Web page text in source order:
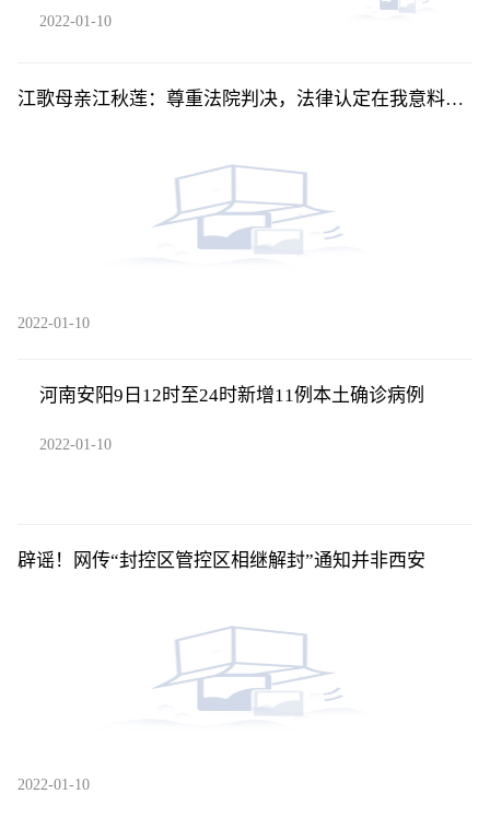
2022-01-10
江歌母亲江秋莲：尊重法院判决，法律认定在我意料之
2022-01-10
河南安阳9日12时至24时新增11例本土确诊病例
2022-01-10
辟谣！网传“封控区管控区相继解封”通知并非西安
2022-01-10